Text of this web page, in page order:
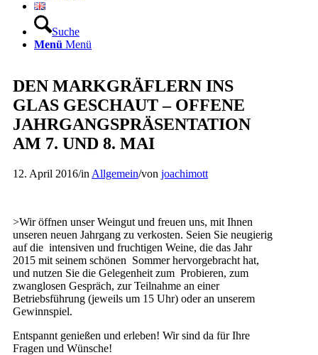
Suche
Menü Menü
DEN MARKGRÄFLERN INS
GLAS GESCHAUT – OFFENE
JAHRGANGSPRÄSENTATION
AM 7. UND 8. MAI
12. April 2016/in Allgemein/von joachimott
>Wir öffnen unser Weingut und freuen uns, mit Ihnen
unseren neuen Jahrgang zu verkosten. Seien Sie neugierig
auf die intensiven und fruchtigen Weine, die das Jahr
2015 mit seinem schönen Sommer hervorgebracht hat,
und nutzen Sie die Gelegenheit zum Probieren, zum
zwanglosen Gespräch, zur Teilnahme an einer
Betriebsführung (jeweils um 15 Uhr) oder an unserem
Gewinnspiel.
Entspannt genießen und erleben! Wir sind da für Ihre
Fragen und Wünsche!